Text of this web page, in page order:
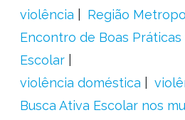
violência
Região
Encontro de Boas Práticas
Escolar
violência doméstica
Busca Ativa Escolar nos